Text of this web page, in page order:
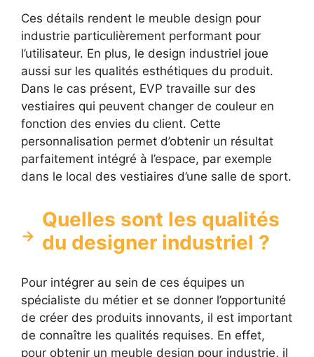
Ces détails rendent le meuble design pour
industrie particulièrement performant pour
l’utilisateur. En plus, le design industriel joue
aussi sur les qualités esthétiques du produit.
Dans le cas présent, EVP travaille sur des
vestiaires qui peuvent changer de couleur en
fonction des envies du client. Cette
personnalisation permet d’obtenir un résultat
parfaitement intégré à l’espace, par exemple
dans le local des vestiaires d’une salle de sport.
Quelles sont les qualités
du designer industriel ?
Pour intégrer au sein de ces équipes un
spécialiste du métier et se donner l’opportunité
de créer des produits innovants, il est important
de connaître les qualités requises. En effet,
pour obtenir un meuble design pour industrie, il